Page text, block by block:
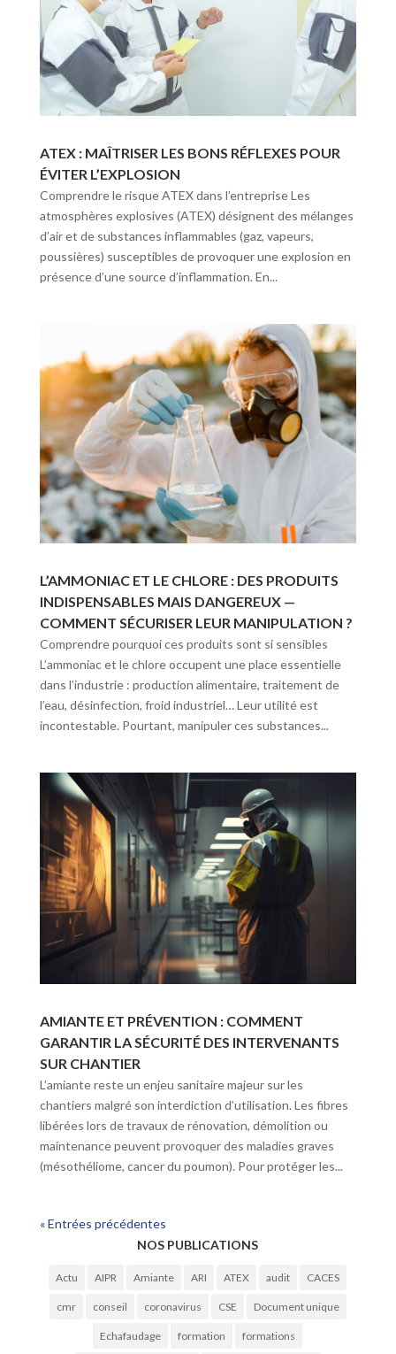
ATEX : MAÎTRISER LES BONS RÉFLEXES POUR
ÉVITER L’EXPLOSION
Comprendre le risque ATEX dans l’entreprise Les
atmosphères explosives (ATEX) désignent des mélanges
d’air et de substances inflammables (gaz, vapeurs,
poussières) susceptibles de provoquer une explosion en
présence d’une source d’inflammation. En...
L’AMMONIAC ET LE CHLORE : DES PRODUITS
INDISPENSABLES MAIS DANGEREUX —
COMMENT SÉCURISER LEUR MANIPULATION ?
Comprendre pourquoi ces produits sont si sensibles
L’ammoniac et le chlore occupent une place essentielle
dans l’industrie : production alimentaire, traitement de
l’eau, désinfection, froid industriel… Leur utilité est
incontestable. Pourtant, manipuler ces substances...
AMIANTE ET PRÉVENTION : COMMENT
GARANTIR LA SÉCURITÉ DES INTERVENANTS
SUR CHANTIER
L’amiante reste un enjeu sanitaire majeur sur les
chantiers malgré son interdiction d’utilisation. Les fibres
libérées lors de travaux de rénovation, démolition ou
maintenance peuvent provoquer des maladies graves
(mésothéliome, cancer du poumon). Pour protéger les...
« Entrées précédentes
NOS PUBLICATIONS
Actu AIPR Amiante ARI ATEX audit CACES
cmr conseil coronavirus CSE Document unique
Echafaudage formation formations